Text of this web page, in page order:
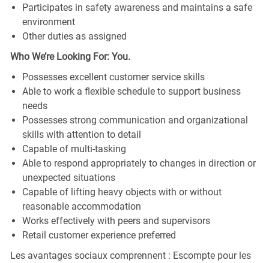
Participates in safety awareness and maintains a safe
environment
Other duties as assigned
Who We’re Looking For: You.
Possesses excellent customer service skills
Able to work a flexible schedule to support business
needs
Possesses strong communication and organizational
skills with attention to detail
Capable of multi-tasking
Able to respond appropriately to changes in direction or
unexpected situations
Capable of lifting heavy objects with or without
reasonable accommodation
Works effectively with peers and supervisors
Retail customer experience preferred
Les avantages sociaux comprennent : Escompte pour les